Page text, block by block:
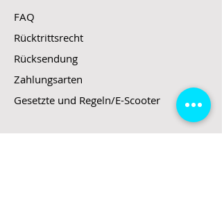
FAQ
Rücktrittsrecht
Rücksendung
Zahlungsarten
Gesetzte und Regeln/E-Scooter